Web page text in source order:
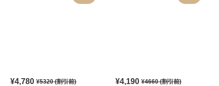
¥4,780 ¥5320(割引前) ¥4,190 ¥4660(割引前)